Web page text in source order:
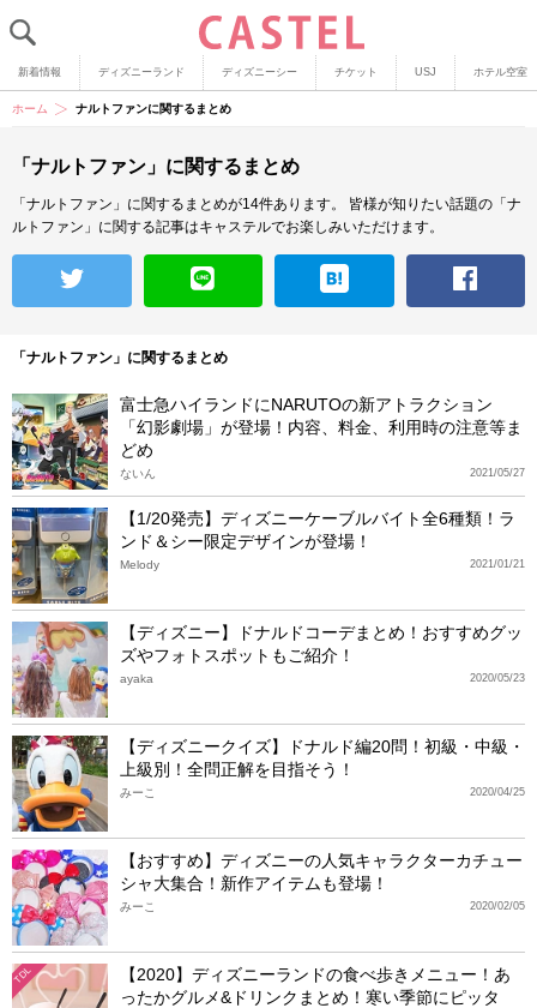
新着情報 ディズニーランド ディズニーシー チケット USJ ホテル空室
ホーム ナルトファンに関するまとめ
「ナルトファン」に関するまとめ
「ナルトファン」に関するまとめが14件あります。
皆様が知りたい話題の「ナ
ルトファン」に関する記事はキャステルでお楽しみいただけます。
「ナルトファン」に関するまとめ
富士急ハイランドにNARUTOの新アトラクション
「幻影劇場」が登場！内容、料金、利用時の注意等ま
どめ
2021/05/27
ないん
【1/20発売】ディズニーケーブルバイト全6種類！ラ
ンド＆シー限定デザインが登場！
2021/01/21
Melody
【ディズニー】ドナルドコーデまとめ！おすすめグッ
ズやフォトスポットもご紹介！
2020/05/23
ayaka
【ディズニークイズ】ドナルド編20問！初級・中級・
上級別！全問正解を目指そう！
2020/04/25
みーこ
【おすすめ】ディズニーの人気キャラクターカチュー
シャ大集合！新作アイテムも登場！
2020/02/05
みーこ
TDL
【2020】ディズニーランドの食べ歩きメニュー！あ
ったかグルメ&ドリンクまとめ！寒い季節にピッタ